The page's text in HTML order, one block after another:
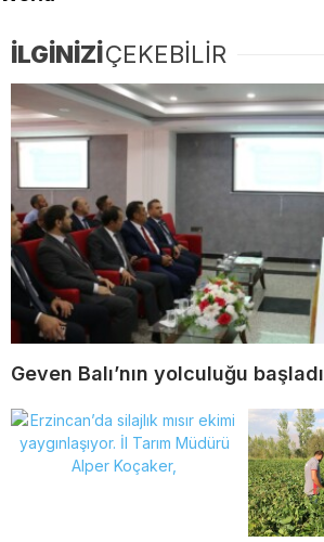
İLGİNİZİÇEKEBİLİR
Geven Balı’nın yolculuğu başladı